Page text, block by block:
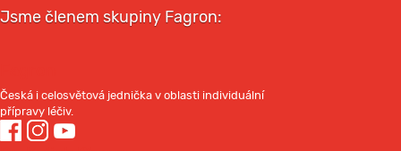
Jsme členem skupiny Fagron:
Česká i celosvětová jednička v oblasti individuální
přípravy léčiv.